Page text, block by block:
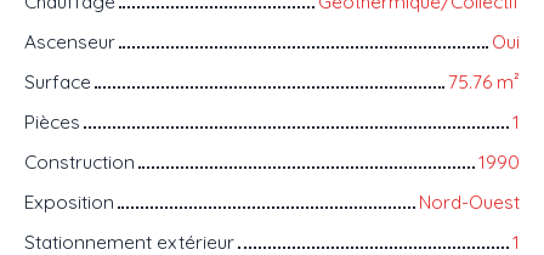
Ascenseur
Oui
Surface
75.76 m²
Pièces
1
Construction
1990
Exposition
Nord-Ouest
Stationnement extérieur
1